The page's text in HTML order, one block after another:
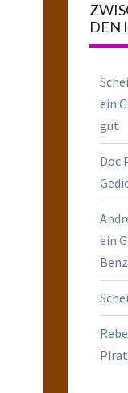
DEN
ein
gut
Doc
ein
Benz
Pirat